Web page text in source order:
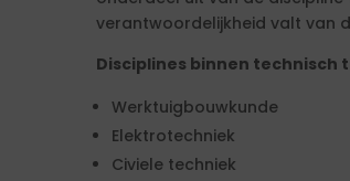
verantwoordelijkheid valt van
Disciplines binnen technisch
Werktuigbouwkunde
Elektrotechniek
Civiele techniek